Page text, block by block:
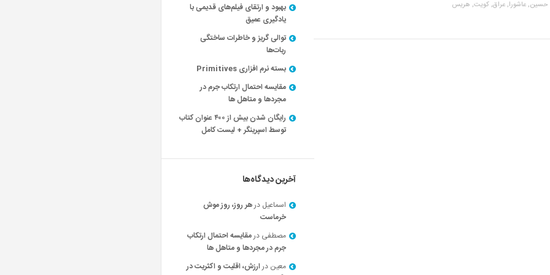
حسین,عاشورا,عراق,کویت, هریس
بهبود و ارتقای فیلم‌های قدیمی با
یادگیری عمیق
توالی گریز و خاطرات ساختگی
ربات‌ها
بسته نرم افزاری Primitives
مقایسه احتمال ارتکاب جرم در
مجردها و متاهل ها
رایگان شدن بیش از ۴۰۰ عنوان کتاب
توسط اسپرینگر + لیست کامل
آخرین دیدگاه‌ها
اسماعیل درهر روز، روز موش
خرماست
مصطفی درمقایسه احتمال ارتکاب
جرم در مجردها و متاهل ها
معین درارزش، اقلیت و اکثریت در